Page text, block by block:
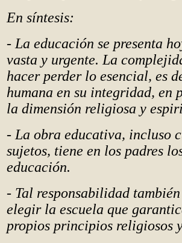
En síntesis:
- La educación se presenta
vasta y urgente. La
hacer perder lo esencial, es
humana en su integridad,
la dimensión religiosa y
- La obra educativa, incluso
sujetos, tiene en los padres
educación.
- Tal responsabilidad
elegir la escuela que
propios principios religiosos